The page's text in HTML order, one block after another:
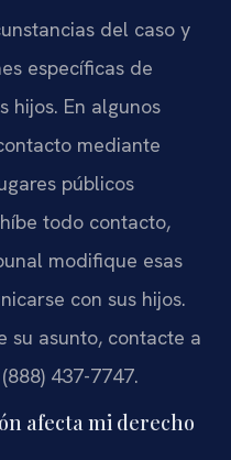
del caso y
específicas de
hijos. En algunos
mediante
públicos
todo contacto,
modifique esas
con sus hijos.
su asunto, contacte a
437-7747.
afecta mi derecho